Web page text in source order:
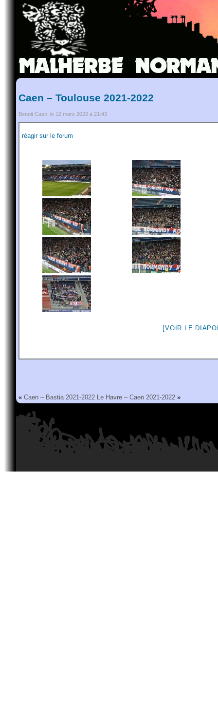
Caen – Toulouse 2021-2022
Benoit Caen, le 12 mars 2022 à 21:43
réagir sur le forum
[VOIR LE
« Caen – Bastia 2021-2022 Le Havre – Caen 2021-2022 »